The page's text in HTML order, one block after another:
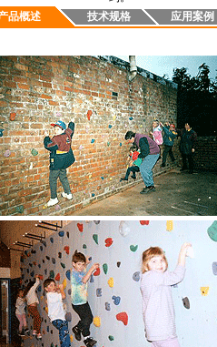
品概述
技术规格 应用案例